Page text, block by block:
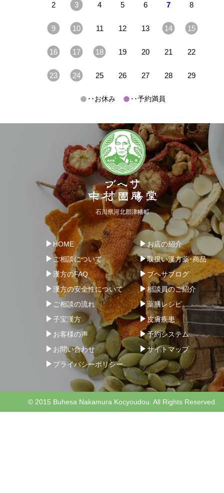
2 3 4 5 6 7 8
9 10 11 12 13 14 15
16 17 18 19 20 21 22
23 24 25 26 27 28 29
･･お休み ･･予約満員
石川県河北郡津幡町
HOME
お店の紹介
ご相談について
取扱い漢方薬･商品
漢方のFAQ
ブヘサブログ
漢方の安全性について
相談員のご紹介
ご相談の流れ
薬膳レシピ
子宝漢方
皮膚疾患
お客様の声
予約システム
お問い合わせ
サイトマップ
プライバシーポリシー
© 2015 Buhesa Nakamura Kocyoudou. All Rights Reserved.